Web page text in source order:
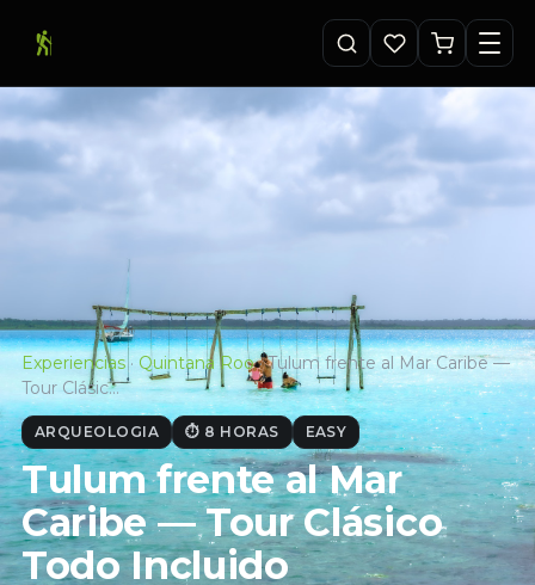
Experiencias · Quintana Roo · Tulum frente al Mar Caribe —
Tour Clásic…
ARQUEOLOGIA ⏱ 8 HORAS EASY
Tulum frente al Mar
Caribe — Tour Clásico
Todo Incluido